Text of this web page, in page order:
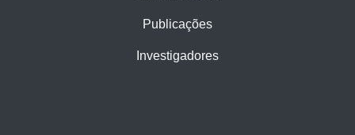
Publicações
Investigadores